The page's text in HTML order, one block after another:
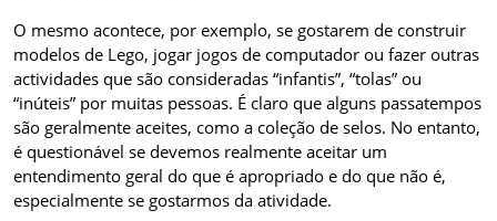
O mesmo acontece, por exemplo, se gostarem de construir
modelos de Lego, jogar jogos de computador ou fazer outras
actividades que são consideradas “infantis”, “tolas” ou
“inúteis” por muitas pessoas. É claro que alguns passatempos
são geralmente aceites, como a coleção de selos. No entanto,
é questionável se devemos realmente aceitar um
entendimento geral do que é apropriado e do que não é,
especialmente se gostarmos da atividade.